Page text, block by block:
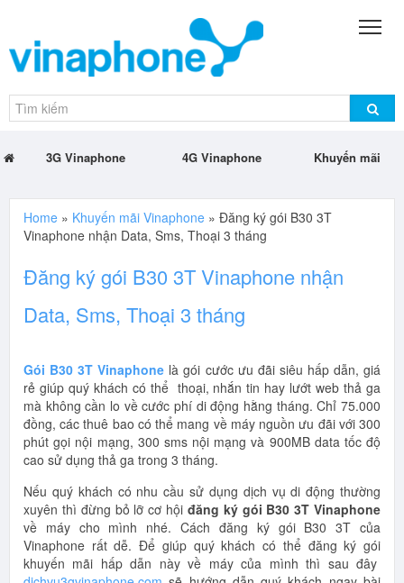
3G Vinaphone 4G Vinaphone Khuyến mãi
Home » Khuyến mãi Vinaphone » Đăng ký gói B30 3T
Vinaphone nhận Data, Sms, Thoại 3 tháng
Đăng ký gói B30 3T Vinaphone nhận
Data, Sms, Thoại 3 tháng
Gói B30 3T Vinaphone là gói cước ưu đãi siêu hấp dẫn, giá
rẻ giúp quý khách có thể thoại, nhắn tin hay lướt web thả ga
mà không cần lo về cước phí di động hằng tháng. Chỉ 75.000
đồng, các thuê bao có thể mang về máy nguồn ưu đãi với 300
phút gọi nội mạng, 300 sms nội mạng và 900MB data tốc độ
cao sử dụng thả ga trong 3 tháng.
Nếu quý khách có nhu cầu sử dụng dịch vụ di động thường
xuyên thì đừng bỏ lỡ cơ hội đăng ký gói B30 3T Vinaphone
về máy cho mình nhé. Cách đăng ký gói B30 3T của
Vinaphone rất dễ. Để giúp quý khách có thể đăng ký gói
khuyến mãi hấp dẫn này về máy của mình thì sau đây